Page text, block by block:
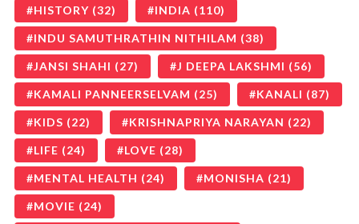
HISTORY (32) INDIA (110)
INDU SAMUTHRATHIN NITHILAM (38)
JANSI SHAHI (27) J DEEPA LAKSHMI (56)
KAMALI PANNEERSELVAM (25) KANALI (87)
KIDS (22) KRISHNAPRIYA NARAYAN (22)
LIFE (24) LOVE (28)
MENTAL HEALTH (24) MONISHA (21)
MOVIE (24)